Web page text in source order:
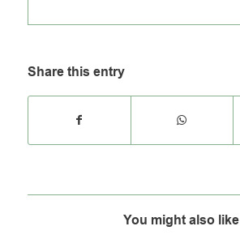
Share this entry
You might also like